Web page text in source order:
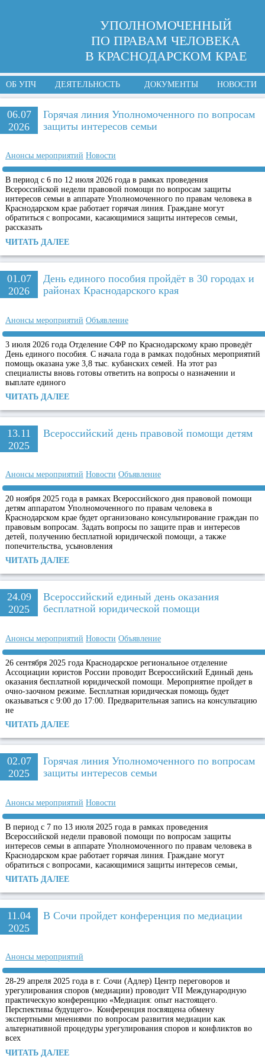
УПОЛНОМОЧЕННЫЙ
ПО ПРАВАМ ЧЕЛОВЕКА
В КРАСНОДАРСКОМ КРАЕ
ОБ УПЧ ДЕЯТЕЛЬНОСТЬ ДОКУМЕНТЫ НОВОСТИ
06.07
2026
Горячая линия Уполномоченного по вопросам
защиты интересов семьи
Анонсы мероприятий Новости
В период с 6 по 12 июля 2026 года в рамках проведения
Всероссийской недели правовой помощи по вопросам защиты
интересов семьи в аппарате Уполномоченного по правам человека в
Краснодарском крае работает горячая линия. Граждане могут
обратиться с вопросами, касающимися защиты интересов семьи,
рассказать
ЧИТАТЬ ДАЛЕЕ
01.07
2026
День единого пособия пройдёт в 30 городах и
районах Краснодарского края
Анонсы мероприятий Объявление
3 июля 2026 года Отделение СФР по Краснодарскому краю проведёт
День единого пособия. С начала года в рамках подобных мероприятий
помощь оказана уже 3,8 тыс. кубанских семей. На этот раз
специалисты вновь готовы ответить на вопросы о назначении и
выплате единого
ЧИТАТЬ ДАЛЕЕ
13.11
2025
Всероссийский день правовой помощи детям
Анонсы мероприятий Новости Объявление
20 ноября 2025 года в рамках Всероссийского дня правовой помощи
детям аппаратом Уполномоченного по правам человека в
Краснодарском крае будет организовано консультирование граждан по
правовым вопросам. Задать вопросы по защите прав и интересов
детей, получению бесплатной юридической помощи, а также
попечительства, усыновления
ЧИТАТЬ ДАЛЕЕ
24.09
2025
Всероссийский единый день оказания
бесплатной юридической помощи
Анонсы мероприятий Новости Объявление
26 сентября 2025 года Краснодарское региональное отделение
Ассоциации юристов России проводит Всероссийский Единый день
оказания бесплатной юридической помощи. Мероприятие пройдет в
очно-заочном режиме. Бесплатная юридическая помощь будет
оказываться с 9:00 до 17:00. Предварительная запись на консультацию
не
ЧИТАТЬ ДАЛЕЕ
02.07
2025
Горячая линия Уполномоченного по вопросам
защиты интересов семьи
Анонсы мероприятий Новости
В период с 7 по 13 июля 2025 года в рамках проведения
Всероссийской недели правовой помощи по вопросам защиты
интересов семьи в аппарате Уполномоченного по правам человека в
Краснодарском крае работает горячая линия. Граждане могут
обратиться с вопросами, касающимися защиты интересов семьи,
ЧИТАТЬ ДАЛЕЕ
11.04
2025
В Сочи пройдет конференция по медиации
Анонсы мероприятий
28-29 апреля 2025 года в г. Сочи (Адлер) Центр переговоров и
урегулирования споров (медиации) проводит VII Международную
практическую конференцию «Медиация: опыт настоящего.
Перспективы будущего». Конференция посвящена обмену
экспертными мнениями по вопросам развития медиации как
альтернативной процедуры урегулирования споров и конфликтов во
всех
ЧИТАТЬ ДАЛЕЕ